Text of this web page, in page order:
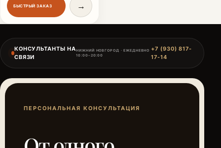
БЫСТРЫЙ ЗАКАЗ →
КОНСУЛЬТАНТЫ НА
СВЯЗИ
НИЖНИЙ НОВГОРОД · ЕЖЕДНЕВНО
10:00–20:00
+7 (930) 817-
17-14
ПЕРСОНАЛЬНАЯ КОНСУЛЬТАЦИЯ